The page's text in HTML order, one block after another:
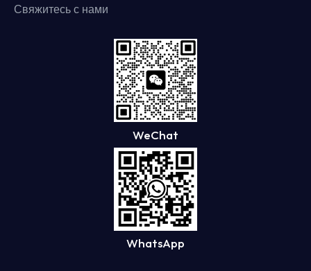
Свяжитесь с нами
WeChat
WhatsApp